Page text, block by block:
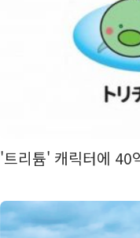
'트리튬' 캐릭터에 40